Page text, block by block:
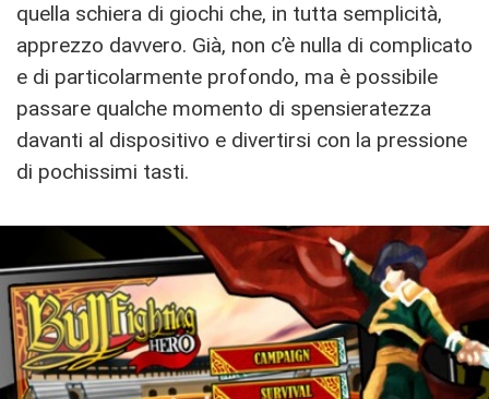
quella schiera di giochi che, in tutta semplicità,
apprezzo davvero. Già, non c’è nulla di complicato
e di particolarmente profondo, ma è possibile
passare qualche momento di spensieratezza
davanti al dispositivo e divertirsi con la pressione
di pochissimi tasti.